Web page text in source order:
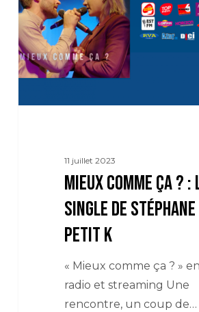
:
le
single
de
avec
11 juillet 2023
Mieux comme ça ? :
single de Stéphane
petit K
« Mieux comme ça ? »
radio et streaming Une
rencontre, un coup de…